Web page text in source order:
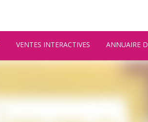
VENTES INTERACTIVES ANNUAIRE